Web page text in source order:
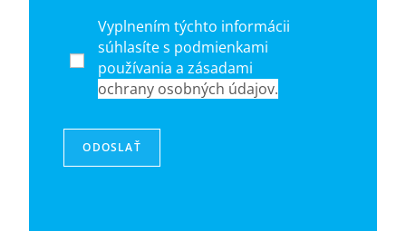
Vyplnením týchto informácii
súhlasíte s podmienkami
používania a zásadami
ochrany osobných údajov.
ODOSLAŤ